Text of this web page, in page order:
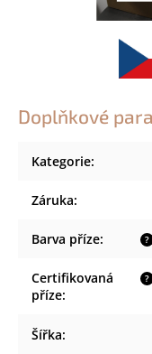
Doplňkové
Kategorie:
Záruka:
?
Barva příze:
?
Certifikovaná
příze:
Šířka: